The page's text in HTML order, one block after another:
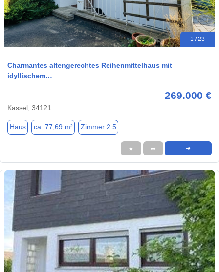
1 / 23
Charmantes altengerechtes Reihenmittelhaus mit
idyllischem…
269.000 €
Kassel, 34121
Haus ca. 77,69 m² Zimmer 2.5
★ ➦ ➜